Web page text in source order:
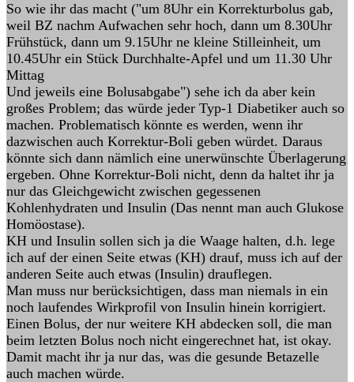
So wie ihr das macht ("um 8Uhr ein Korrekturbolus gab,
weil BZ nachm Aufwachen sehr hoch, dann um 8.30Uhr
Frühstück, dann um 9.15Uhr ne kleine Stilleinheit, um
10.45Uhr ein Stück Durchhalte-Apfel und um 11.30 Uhr
Mittag
Und jeweils eine Bolusabgabe") sehe ich da aber kein
großes Problem; das würde jeder Typ-1 Diabetiker auch so
machen. Problematisch könnte es werden, wenn ihr
dazwischen auch Korrektur-Boli geben würdet. Daraus
könnte sich dann nämlich eine unerwünschte Überlagerung
ergeben. Ohne Korrektur-Boli nicht, denn da haltet ihr ja
nur das Gleichgewicht zwischen gegessenen
Kohlenhydraten und Insulin (Das nennt man auch Glukose
Homöostase).
KH und Insulin sollen sich ja die Waage halten, d.h. lege
ich auf der einen Seite etwas (KH) drauf, muss ich auf der
anderen Seite auch etwas (Insulin) drauflegen.
Man muss nur berücksichtigen, dass man niemals in ein
noch laufendes Wirkprofil von Insulin hinein korrigiert.
Einen Bolus, der nur weitere KH abdecken soll, die man
beim letzten Bolus noch nicht eingerechnet hat, ist okay.
Damit macht ihr ja nur das, was die gesunde Betazelle
auch machen würde.